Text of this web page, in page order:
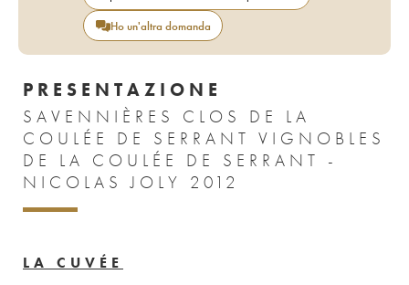
Ho un'altra domanda
PRESENTAZIONE
SAVENNIÈRES CLOS DE LA
COULÉE DE SERRANT VIGNOBLES
DE LA COULÉE DE SERRANT -
NICOLAS JOLY 2012
LA CUVÉE